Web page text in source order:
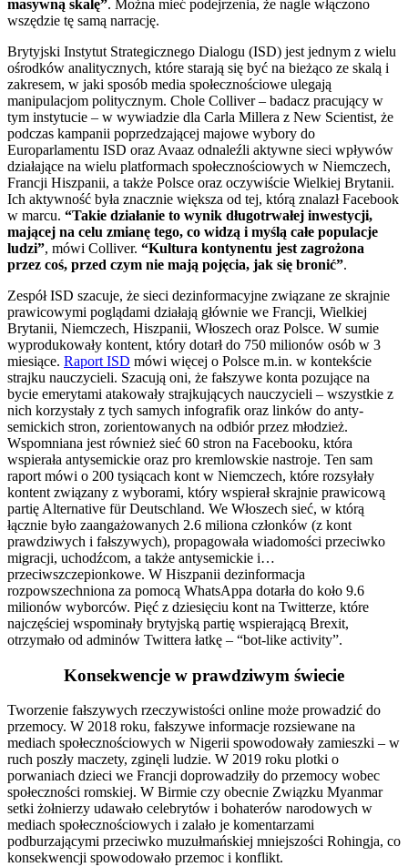
masywną skalę”. Można mieć podejrzenia, że nagle włączono
wszędzie tę samą narrację.
Brytyjski Instytut Strategicznego Dialogu (ISD) jest jednym z wielu
ośrodków analitycznych, które starają się być na bieżąco ze skalą i
zakresem, w jaki sposób media społecznościowe ulegają
manipulacjom politycznym. Chole Colliver – badacz pracujący w
tym instytucie – w wywiadzie dla Carla Millera z New Scientist, że
podczas kampanii poprzedzającej majowe wybory do
Europarlamentu ISD oraz Avaaz odnaleźli aktywne sieci wpływów
działające na wielu platformach społecznościowych w Niemczech,
Francji Hiszpanii, a także Polsce oraz oczywiście Wielkiej Brytanii.
Ich aktywność była znacznie większa od tej, którą znalazł Facebook
w marcu. “Takie działanie to wynik długotrwałej inwestycji,
mającej na celu zmianę tego, co widzą i myślą całe populacje
ludzi”, mówi Colliver. “Kultura kontynentu jest zagrożona
przez coś, przed czym nie mają pojęcia, jak się bronić”.
Zespół ISD szacuje, że sieci dezinformacyjne związane ze skrajnie
prawicowymi poglądami działają głównie we Francji, Wielkiej
Brytanii, Niemczech, Hiszpanii, Włoszech oraz Polsce. W sumie
wyprodukowały kontent, który dotarł do 750 milionów osób w 3
miesiące. Raport ISD mówi więcej o Polsce m.in. w kontekście
strajku nauczycieli. Szacują oni, że fałszywe konta pozujące na
bycie emerytami atakowały strajkujących nauczycieli – wszystkie z
nich korzystały z tych samych infografik oraz linków do anty-
semickich stron, zorientowanych na odbiór przez młodzież.
Wspomniana jest również sieć 60 stron na Facebooku, która
wspierała antysemickie oraz pro kremlowskie nastroje. Ten sam
raport mówi o 200 tysiącach kont w Niemczech, które rozsyłały
kontent związany z wyborami, który wspierał skrajnie prawicową
partię Alternative für Deutschland. We Włoszech sieć, w którą
łącznie było zaangażowanych 2.6 miliona członków (z kont
prawdziwych i fałszywych), propagowała wiadomości przeciwko
migracji, uchodźcom, a także antysemickie i…
przeciwszczepionkowe. W Hiszpanii dezinformacja
rozpowszechniona za pomocą WhatsAppa dotarła do koło 9.6
milionów wyborców. Pięć z dziesięciu kont na Twitterze, które
najczęściej wspominały brytyjską partię wspierającą Brexit,
otrzymało od adminów Twittera łatkę – “bot-like activity”.
Konsekwencje w prawdziwym świecie
Tworzenie fałszywych rzeczywistości online może prowadzić do
przemocy. W 2018 roku, fałszywe informacje rozsiewane na
mediach społecznościowych w Nigerii spowodowały zamieszki – w
ruch poszły maczety, zginęli ludzie. W 2019 roku plotki o
porwaniach dzieci we Francji doprowadziły do przemocy wobec
społeczności romskiej. W Birmie czy obecnie Związku Myanmar
setki żołnierzy udawało celebrytów i bohaterów narodowych w
mediach społecznościowych i zalało je komentarzami
podburzającymi przeciwko muzułmańskiej mniejszości Rohingja, co
konsekwencji spowodowało przemoc i konflikt.